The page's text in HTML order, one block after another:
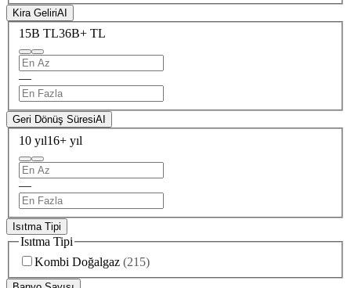
Kira GeliriAI
15B TL36B+ TL
—
Geri Dönüş SüresiAI
10 yıl16+ yıl
—
Isıtma Tipi
Isıtma Tipi
Kombi Doğalgaz (215)